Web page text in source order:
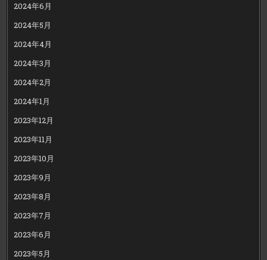
2024年6月
2024年5月
2024年4月
2024年3月
2024年2月
2024年1月
2023年12月
2023年11月
2023年10月
2023年9月
2023年8月
2023年7月
2023年6月
2023年5月